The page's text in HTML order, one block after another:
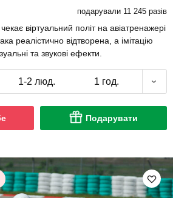
подарували 11 245 разів
віртуальний політ на авіатренажері
реалістично відтворена, а імітацію
та звукові ефекти.
1-2 люд. 1 год.
Подарувати